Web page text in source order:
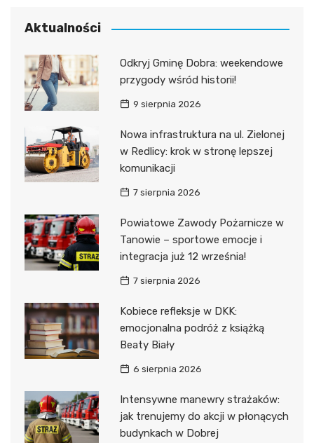
Aktualności
Odkryj Gminę Dobra: weekendowe
przygody wśród historii!
9 sierpnia 2026
Nowa infrastruktura na ul. Zielonej
w Redlicy: krok w stronę lepszej
komunikacji
7 sierpnia 2026
Powiatowe Zawody Pożarnicze w
Tanowie – sportowe emocje i
integracja już 12 września!
7 sierpnia 2026
Kobiece refleksje w DKK:
emocjonalna podróż z książką
Beaty Biały
6 sierpnia 2026
Intensywne manewry strażaków:
jak trenujemy do akcji w płonących
budynkach w Dobrej